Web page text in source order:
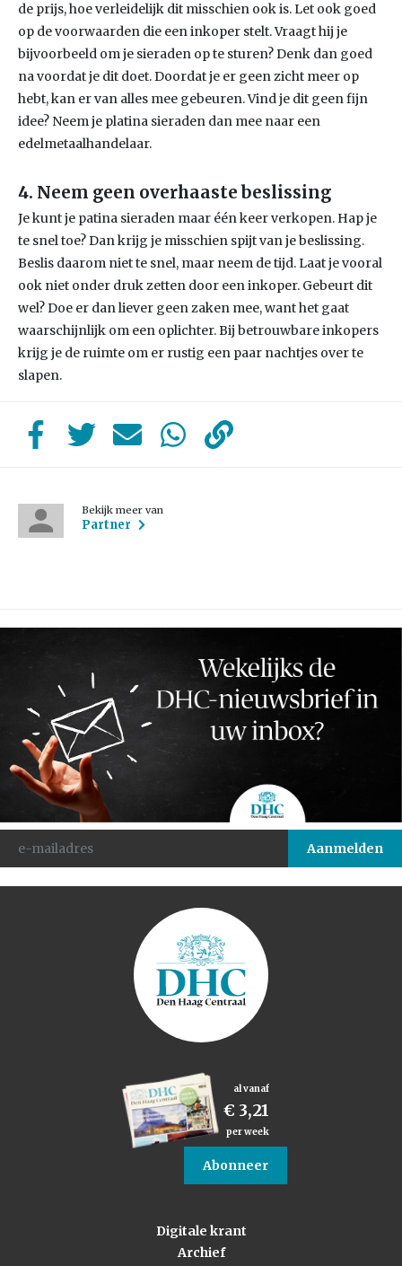
de prijs, hoe verleidelijk dit misschien ook is. Let ook goed
op de voorwaarden die een inkoper stelt. Vraagt hij je
bijvoorbeeld om je sieraden op te sturen? Denk dan goed
na voordat je dit doet. Doordat je er geen zicht meer op
hebt, kan er van alles mee gebeuren. Vind je dit geen fijn
idee? Neem je platina sieraden dan mee naar een
edelmetaalhandelaar.
4. Neem geen overhaaste beslissing
Je kunt je patina sieraden maar één keer verkopen. Hap je
te snel toe? Dan krijg je misschien spijt van je beslissing.
Beslis daarom niet te snel, maar neem de tijd. Laat je vooral
ook niet onder druk zetten door een inkoper. Gebeurt dit
wel? Doe er dan liever geen zaken mee, want het gaat
waarschijnlijk om een oplichter. Bij betrouwbare inkopers
krijg je de ruimte om er rustig een paar nachtjes over te
slapen.
Bekijk meer van
Partner
al vanaf
€ 3,21
per week
Abonneer
Digitale krant
Archief